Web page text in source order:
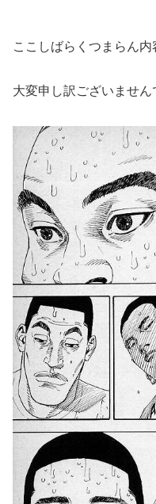
ここしばらくつまらん内
大変申し訳ございませ